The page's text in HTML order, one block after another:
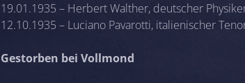
19.01.1935 – Herbert Walther, deutscher
12.10.1935 – Luciano Pavarotti, italienischer
Gestorben bei Vollmond